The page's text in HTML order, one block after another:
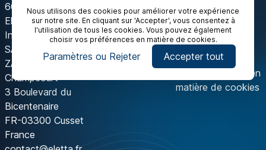
Nous utilisons des cookies pour améliorer votre expérience
sur notre site. En cliquant sur 'Accepter', vous consentez à
l'utilisation de tous les cookies. Vous pouvez également
choisir vos préférences en matière de cookies.
Paramètres ou Rejeter Accepter tout
60
Eletta
Instrumentation
SAS
ZAC de
Champcourt
3 Boulevard du
Bicentenaire
FR-03300 Cusset
France
Vos préférences en
matière de cookies